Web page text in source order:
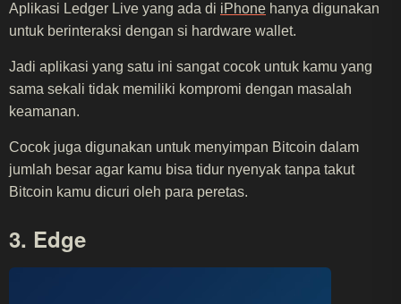
Aplikasi Ledger Live yang ada di iPhone hanya digunakan
untuk berinteraksi dengan si hardware wallet.
Jadi aplikasi yang satu ini sangat cocok untuk kamu yang
sama sekali tidak memiliki kompromi dengan masalah
keamanan.
Cocok juga digunakan untuk menyimpan Bitcoin dalam
jumlah besar agar kamu bisa tidur nyenyak tanpa takut
Bitcoin kamu dicuri oleh para peretas.
3. Edge